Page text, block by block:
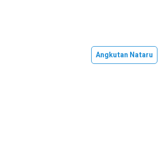
Angkutan Nataru